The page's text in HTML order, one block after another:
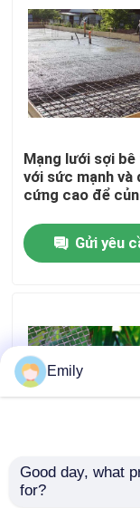
Sản phẩm
Về chúng tôi
Chuyến tham
Tin tức
Các vụ án
Lưới kim loại
Lưới kim loại
Mạng lưới sợi
với sức mạnh và
cứng cao để
Gửi yêu
Kháng ăn mòn
Stainless Steel
Emily
Good day, what
for?